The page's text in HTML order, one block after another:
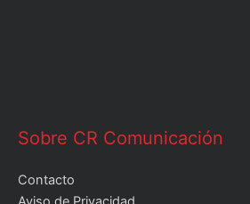
Sobre CR Comunicación
Contacto